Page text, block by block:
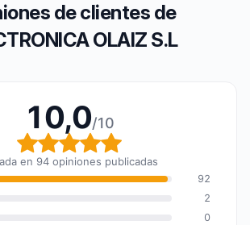
de clientes de
OLAIZ S.L
10,0/10
Calificación global:
en 94 opiniones publicadas
92
2
0